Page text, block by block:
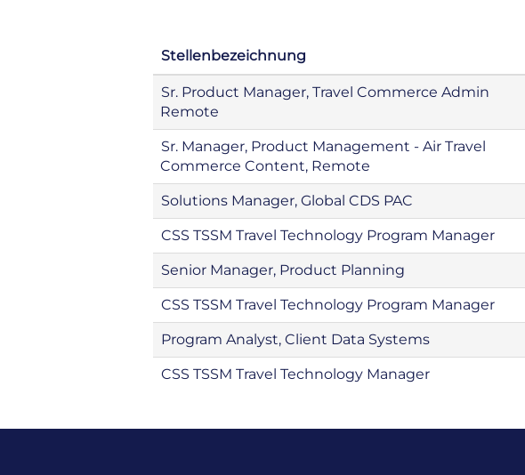
Stellenbezeichnung
Sr. Product Manager, Travel Commerce Admin
Remote
Sr. Manager, Product Management - Air Travel
Commerce Content, Remote
Solutions Manager, Global CDS PAC
CSS TSSM Travel Technology Program Manager
Senior Manager, Product Planning
CSS TSSM Travel Technology Program Manager
Program Analyst, Client Data Systems
CSS TSSM Travel Technology Manager